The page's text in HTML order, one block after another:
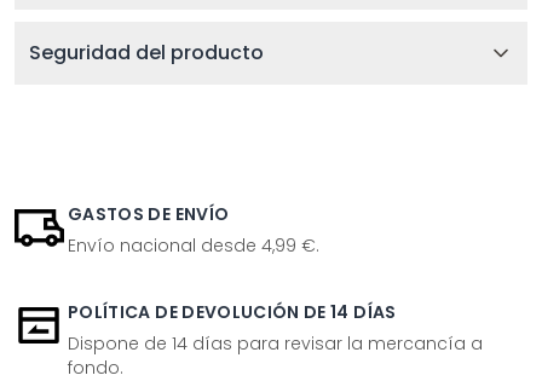
Seguridad del producto
GASTOS DE ENVÍO
Envío nacional desde 4,99 €.
POLÍTICA DE DEVOLUCIÓN DE 14 DÍAS
Dispone de 14 días para revisar la mercancía a
fondo.